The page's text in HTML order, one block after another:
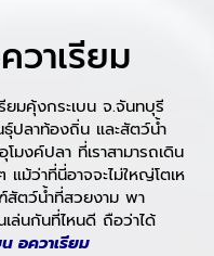
วาเรียม
มคุ้งกระเบน จ.จันทบุรี
ลาท้องถิ่น และสัตว์น้ำ
โมงค์ปลา ที่เราสามารถเดิน
ม้ว่าที่นี่อาจจะไม่ใหญ่โตเห
ตว์น้ำที่สวยงาม พา
ล่นกันที่ไหนดี ถือว่าได้
อควาเรียม